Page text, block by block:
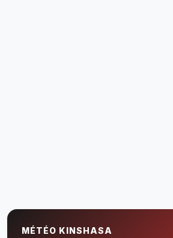
MÉTÉO KINSHASA